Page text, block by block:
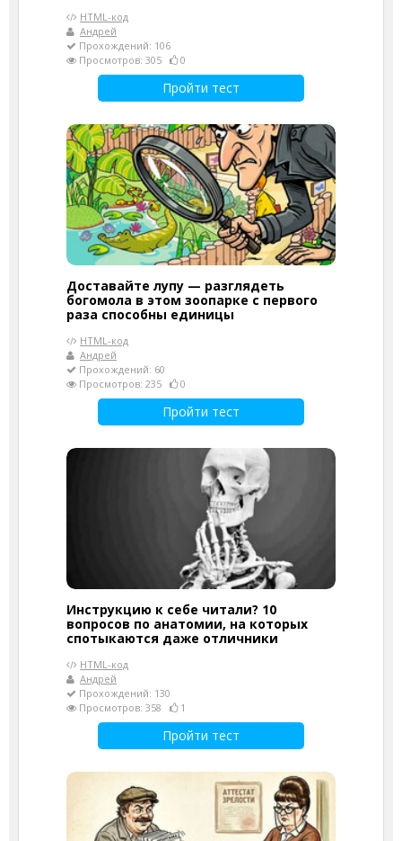
HTML-код
Андрей
Прохождений: 106
Просмотров: 305
0
Пройти тест
Доставайте лупу — разглядеть
богомола в этом зоопарке с первого
раза способны единицы
HTML-код
Андрей
Прохождений: 60
Просмотров: 235
0
Пройти тест
Инструкцию к себе читали? 10
вопросов по анатомии, на которых
спотыкаются даже отличники
HTML-код
Андрей
Прохождений: 130
Просмотров: 358
1
Пройти тест